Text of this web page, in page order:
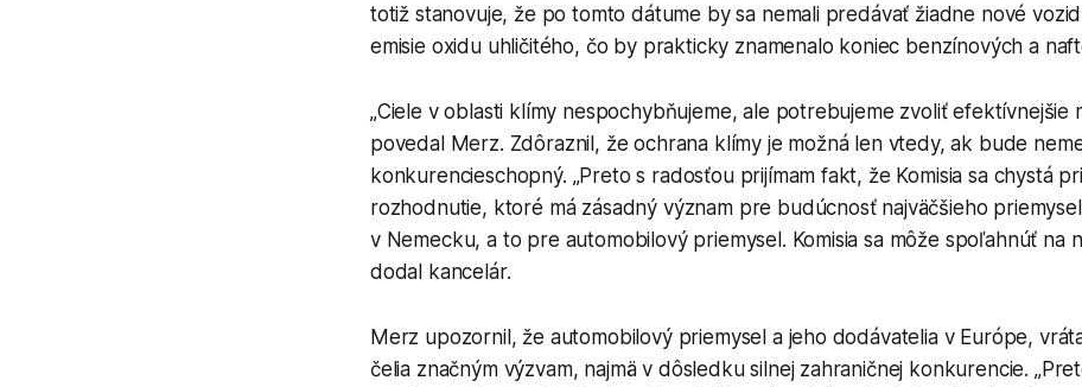
totiž stanovuje, že po tomto dátume by sa nemali predávať žiadne nové
emisie oxidu uhličitého, čo by prakticky znamenalo koniec benzínových a
„Ciele v oblasti klímy nespochybňujeme, ale potrebujeme zvoliť efektívnejšie
povedal Merz. Zdôraznil, že ochrana klímy je možná len vtedy, ak bude
konkurencieschopný. „Preto s radosťou prijímam fakt, že Komisia sa chystá
rozhodnutie, ktoré má zásadný význam pre budúcnosť najväčšieho
v Nemecku, a to pre automobilový priemysel. Komisia sa môže spoľahnúť na
dodal kancelár.
Merz upozornil, že automobilový priemysel a jeho dodávatelia v Európe,
čelia značným výzvam, najmä v dôsledku silnej zahraničnej konkurencie.